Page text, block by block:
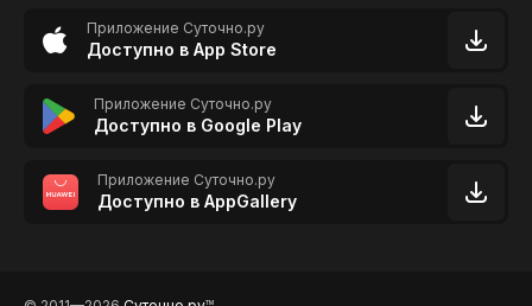
Приложение Суточно.ру
Доступно в App Store
Приложение Суточно.ру
Доступно в Google Play
Приложение Суточно.ру
Доступно в AppGallery
TM